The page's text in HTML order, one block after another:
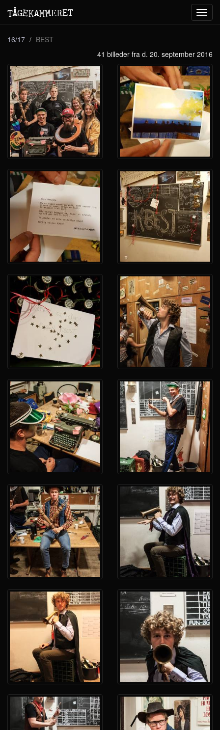
TÅGEKAMMERET
16/17
BEST
41 billeder fra d. 20. september 2016